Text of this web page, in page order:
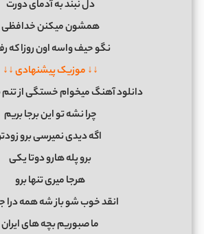
دل نبند به آدمای دورت
همشون میکنن خدافظی
نگو حیف واسه اون روزا که
↓↓ موزیک پیشنهادی ↓↓
دانلود آهنگ میخوام خستگی از تنم
چرا نشه تو این برجا بریم
اگه دیدی نمیرسی برو
برو پله هارو دوتا یکی
هرجا میری تنها برو
انقد خوب شو باز شه همه درا
ما صبوریم بچه های ایران